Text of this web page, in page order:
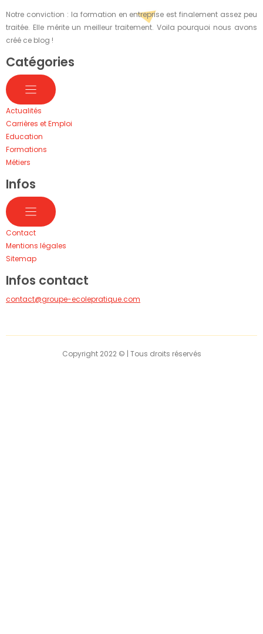
Notre conviction : la formation en entreprise est finalement assez peu
traitée. Elle mérite un meilleur traitement. Voila pourquoi nous avons
créé ce blog !
Catégories
Actualités
Carrières et Emploi
Education
Formations
Métiers
Infos
Contact
Mentions légales
Sitemap
Infos contact
contact@groupe-ecolepratique.com
Copyright 2022 © | Tous droits réservés